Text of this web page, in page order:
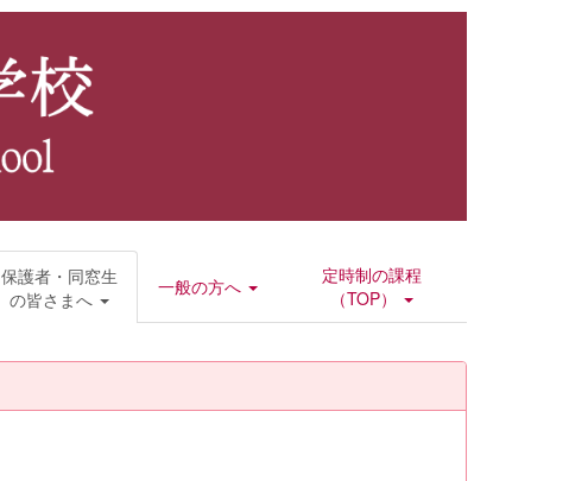
保護者・同窓生
の皆さまへ
一般の方へ
定時制の課程
（TOP）